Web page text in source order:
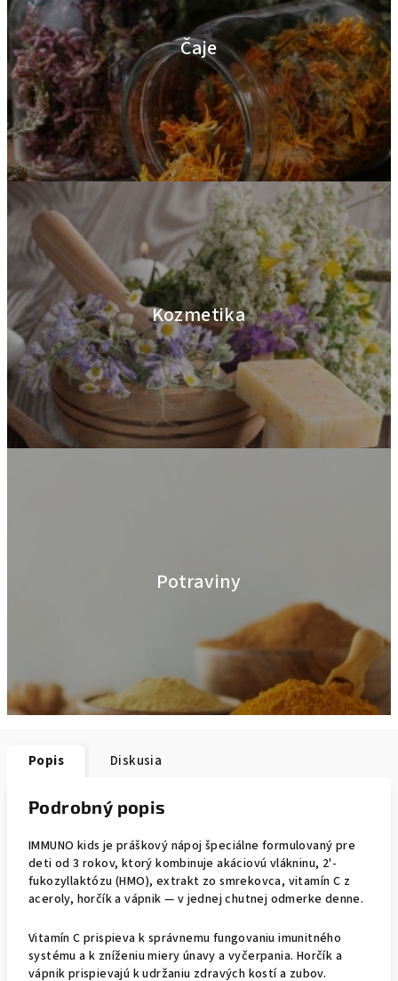
Čaje
Kozmetika
Potraviny
Popis Diskusia
Podrobný popis
IMMUNO kids je práškový nápoj špeciálne formulovaný pre
deti od 3 rokov, ktorý kombinuje akáciovú vlákninu, 2'-
fukozyllaktózu (HMO), extrakt zo smrekovca, vitamín C z
aceroly, horčík a vápnik — v jednej chutnej odmerke denne.
Vitamín C prispieva k správnemu fungovaniu imunitného
systému a k zníženiu miery únavy a vyčerpania. Horčík a
vápnik prispievajú k udržaniu zdravých kostí a zubov.